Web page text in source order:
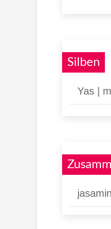
Silben
Yas |